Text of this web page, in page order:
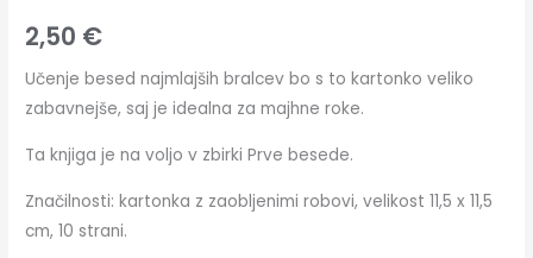
2,50 €
Učenje besed najmlajših bralcev bo s to kartonko veliko
zabavnejše, saj je idealna za majhne roke.
Ta knjiga je na voljo v zbirki Prve besede.
Značilnosti: kartonka z zaobljenimi robovi, velikost 11,5 x 11,5
cm, 10 strani.